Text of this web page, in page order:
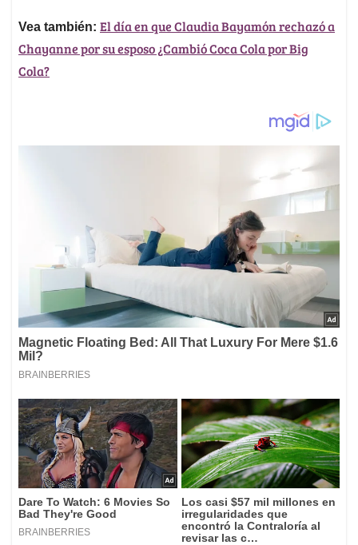
Vea también: El día en que Claudia Bayamón rechazó a
Chayanne por su esposo ¿Cambió Coca Cola por Big
Cola?